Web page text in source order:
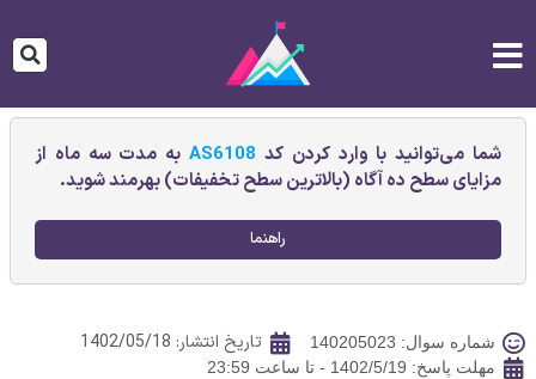
شما می‌توانید با وارد کردن کد AS6108به مدت سه ماه از
مزایای سطح ده آگاه (بالاترین سطح تخفیفات) بهرمند شوید.
راهنما
شماره سوال: 140205023 تاریخ انتشار: 1402/05/18
مهلت پاسخ: 1402/5/19 - تا ساعت 23:59